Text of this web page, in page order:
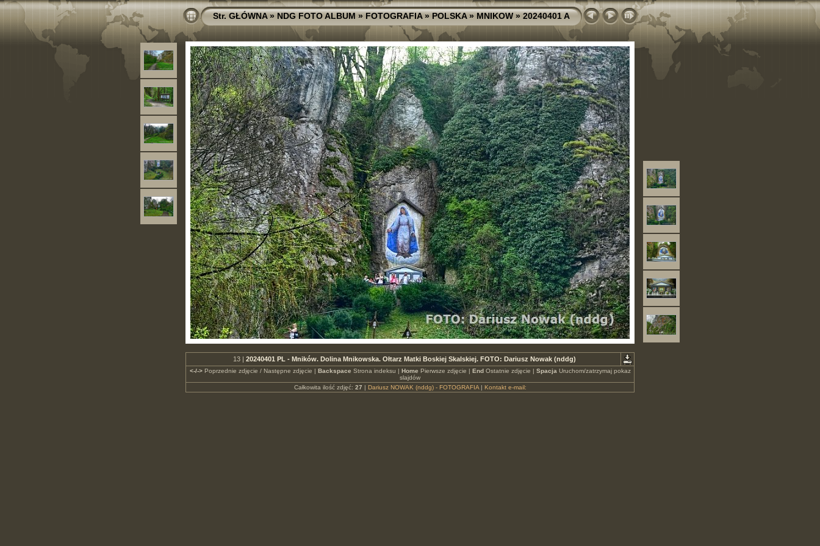
Str. GŁÓWNA»NDG FOTO ALBUM»FOTOGRAFIA»POLSKA»MNIKOW»20240401 A
13 | 20240401 PL - Mników. Dolina Mnikowska. Ołtarz Matki Boskiej Skalskiej. FOTO: Dariusz Nowak (nddg)
<-/->Poprzednie zdjęcie / Następne zdjęcie | Backspace Strona indeksu | Home Pierwsze zdjęcie | EndOstatnie zdjęcie | Spacja Uruchom/zatrzymaj pokaz
slajdów
Całkowita ilość zdjęć: 27 | Dariusz NOWAK (nddg) - FOTOGRAFIA| Kontakt e-mail: